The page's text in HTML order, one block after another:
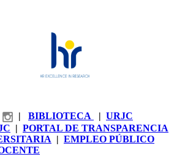
BIBLIOTECA
URJC
PORTAL DE TRANSPARENCIA
EMPLEO PÚBLICO